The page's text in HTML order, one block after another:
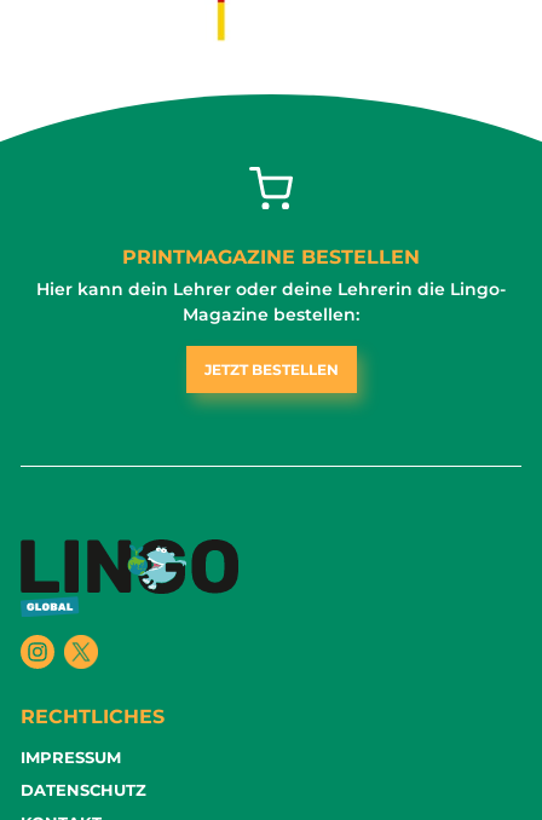
PRINTMAGAZINE BESTELLEN
Hier kann dein Lehrer oder deine Lehrerin die Lingo-
Magazine bestellen:
JETZT BESTELLEN
RECHTLICHES
IMPRESSUM
DATENSCHUTZ